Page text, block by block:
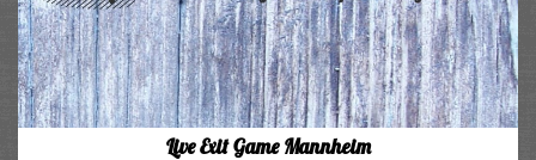
Live Exit Game Mannheim